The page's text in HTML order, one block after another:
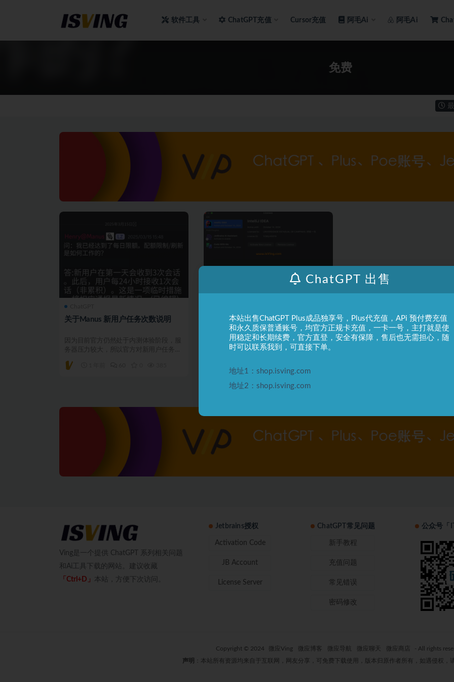
软件工具 ChatGPT充值 Cursor充值 阿毛Ai 阿毛Ai
免费
关于Manus 新用户任务次数说明
因为目前官方仍然处于内测体验阶段，服
务器压力较大，所以官方对新用户任务次
最新免费激活码 全家桶激活
（100%激活，亲测有效，持续更
下面为免费最新激活码，支持最新2024
版本，大家按教程操作，就可以成功激活
Ving是一个提供 ChatGPT 系列相关问题
和Ai工具下载的网站。建议收藏
「Ctrl+D」 本站，方便下次访问。
Jetbrains授权
Activation Code
JB Account
License Server
ChatGPT常见问题
新手教程
充值问题
常见错误
密码修改
公众号「
Copyright © 2024 微应Ving 微应博客 微应导航 微应聊天 微应商店
- All rights
声明
：本站所有资源均来自于互联网，网友分享，可免费下载使用，版本归原作者所有，如遇侵权，
ChatGPT 出售
本站出售ChatGPT Plus成品独享号，Plus代充值，APi 预付费充值
和永久质保普通账号，均官方正规卡充值，一卡一号，主打就是使
用稳定和长期续费，官方直登，安全有保障，售后也无需担心，随
时可以联系我到，可直接下单。
地址1：shop.isving.com
地址2：shop.isving.com